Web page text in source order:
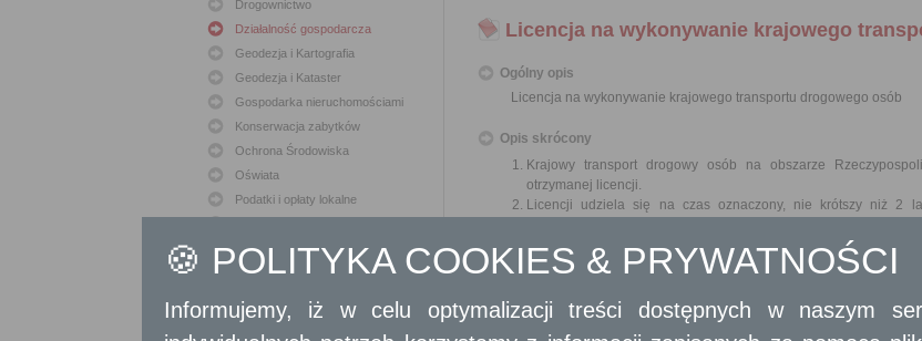
Drogownictwo
Działalność gospodarcza
Geodezja i Kartografia
Geodezja i Kataster
Gospodarka nieruchomościami
Konserwacja zabytków
Ochrona Środowiska
Oświata
Podatki i opłaty lokalne
Polityka społeczna
Skargi i wnioski
Sprawy komunalne
Licencja na wykonywanie krajowego
Ogólny opis
Licencja na wykonywanie krajowego transportu drogowego osób
Opis skrócony
Krajowy transport drogowy osób na obszarze
otrzymanej licencji.
Licencji udziela się na czas oznaczony, nie krótszy niż 2
Wymagane dokumenty
Kserokopia certyfikatu kompetencji zawodowych
w przedsiębiorstwie w krajowym lub w międzynarodowym
🍪 POLITYKA COOKIES & PRYWATNOŚCI
Informujemy, iż w celu optymalizacji treści dostępnych w naszym